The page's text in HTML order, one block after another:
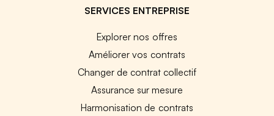
SERVICES ENTREPRISE
Explorer nos offres
Améliorer vos contrats
Changer de contrat collectif
Assurance sur mesure
Harmonisation de contrats